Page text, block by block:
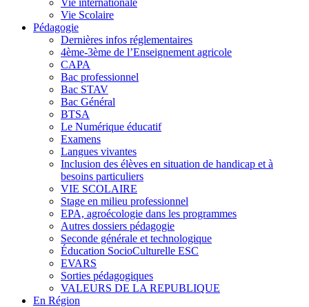
Vie Scolaire
Pédagogie
Dernières infos réglementaires
4ème-3ème de l’Enseignement agricole
CAPA
Bac professionnel
Bac STAV
Bac Général
BTSA
Le Numérique éducatif
Examens
Langues vivantes
Inclusion des élèves en situation de handicap et à
besoins particuliers
VIE SCOLAIRE
Stage en milieu professionnel
EPA, agroécologie dans les programmes
Autres dossiers pédagogie
Seconde générale et technologique
Éducation SocioCulturelle ESC
EVARS
Sorties pédagogiques
VALEURS DE LA REPUBLIQUE
En Région